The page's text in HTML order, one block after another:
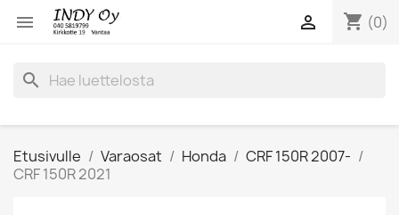
 shopping_cart (0)

search
Etusivulle Varaosat Honda
CRF 150R 2007-
CRF 150R 2021